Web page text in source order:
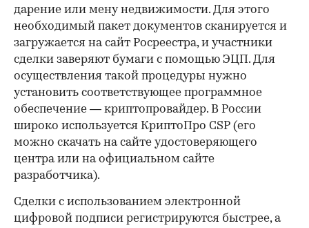
дарение или мену недвижимости. Для этого
необходимый пакет документов сканируется и
загружается на сайт Росреестра, и участники
сделки заверяют бумаги с помощью ЭЦП. Для
осуществления такой процедуры нужно
установить соответствующее программное
обеспечение — криптопровайдер. В России
широко используется КриптоПро CSP (его
можно скачать на сайте удостоверяющего
центра или на официальном сайте
разработчика).
Сделки с использованием электронной
цифровой подписи регистрируются быстрее, а